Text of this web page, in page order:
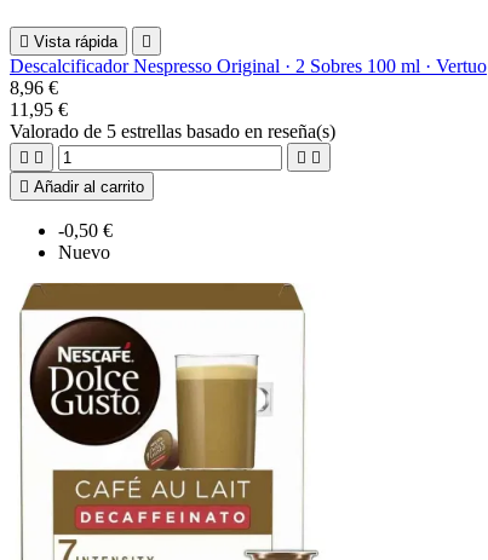
 Vista rápida 
Descalcificador Nespresso Original · 2 Sobres 100 ml · Vertuo
8,96 €
11,95 €
Valorado de 5 estrellas basado en reseña(s)
   
 Añadir al carrito
-0,50 €
Nuevo